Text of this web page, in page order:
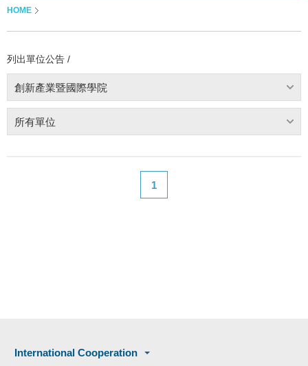
HOME
列出單位公告 /
創新產業暨國際學院
所有單位
1
International Cooperation